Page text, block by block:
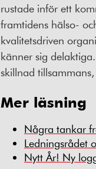
rustade inför ett
framtidens hälso-
kvalitetsdriven
känner sig
skillnad
Mer läsning
Några tankar
Ledningsrådet
Nytt År! Ny